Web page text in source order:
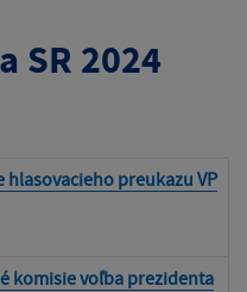
SR 2024
preukazu VP
komisie voľba prezidenta